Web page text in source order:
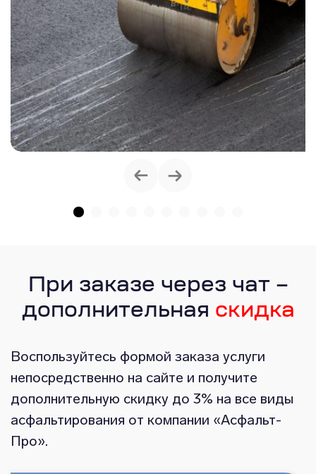
При заказе через чат –
дополнительная скидка
Воспользуйтесь формой заказа услуги
непосредственно на сайте и получите
дополнительную скидку до 3% на все виды
асфальтирования от компании «Асфальт-
Про».